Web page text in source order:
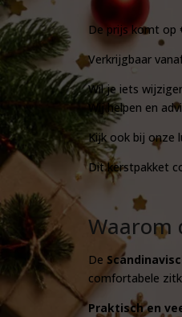
De prijs komt op
Verkrijgbaar
Wil je iets
Wij helpen en
Kijk ook bij onze
Dit kerstpakket
Waarom
De
comfortabele
Praktisch en